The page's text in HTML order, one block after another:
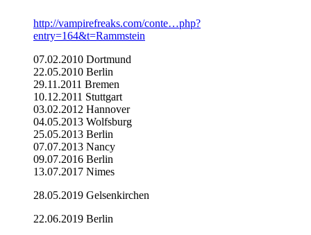
http://vampirefreaks.com/conte…php?
entry=164&t=Rammstein
07.02.2010 Dortmund
22.05.2010 Berlin
29.11.2011 Bremen
10.12.2011 Stuttgart
03.02.2012 Hannover
04.05.2013 Wolfsburg
25.05.2013 Berlin
07.07.2013 Nancy
09.07.2016 Berlin
13.07.2017 Nimes
28.05.2019 Gelsenkirchen
22.06.2019 Berlin